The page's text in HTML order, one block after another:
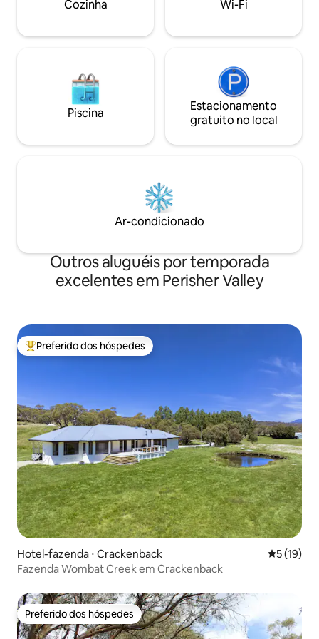
minutos dos resorts de esqui Thredbo e
refúgio. Céu escuro, manhãs ainda
luxuosa ao ar livre.
Cozinha Wi-Fi
Piscina
Estacionamento
gratuito no local
Ar-condicionado
Outros aluguéis por temporada
excelentes em Perisher Valley
Entre os melhores preferidos dos hóspedes
Preferido dos hóspedes
Hotel-fazenda ⋅ Crackenback 5 de uma
5 (19)
Fazenda Wombat Creek em Crackenback
Preferido dos hóspedes
Preferido dos hóspedes